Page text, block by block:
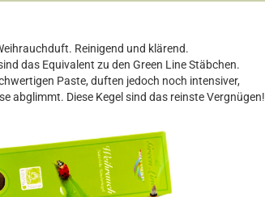
Reinigend und klärend.
das Equivalent zu den Green Line Stäbchen.
Paste, duften jedoch noch intensiver,
abglimmt. Diese Kegel sind das reinste Vergnügen!